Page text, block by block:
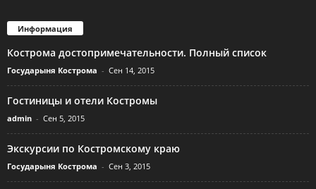
Информация
Кострома достопримечательности. Полный список
Государыня Кострома - Сен 14, 2015
Гостиницы и отели Костромы
admin - Сен 5, 2015
Экскурсии по Костромскому краю
Государыня Кострома - Сен 3, 2015